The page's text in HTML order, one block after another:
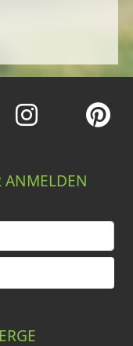
ANMELDEN